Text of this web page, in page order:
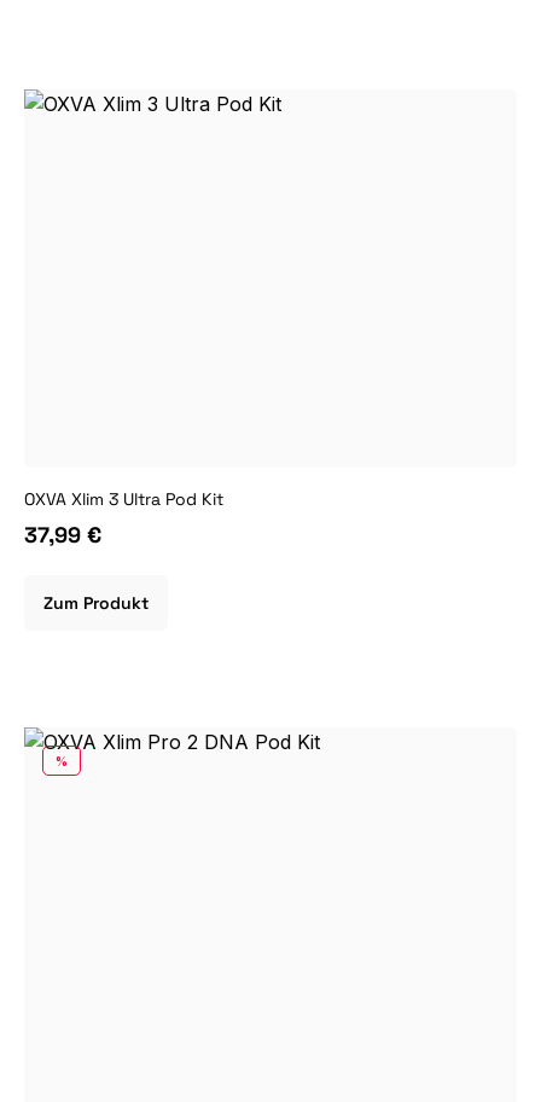
OXVA Xlim 3 Ultra Pod Kit
37,99 €
Zum Produkt
RABATT
%